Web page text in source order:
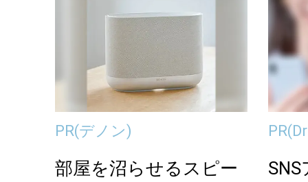
PR(デノン)
部屋を沼らせるスピー
PR